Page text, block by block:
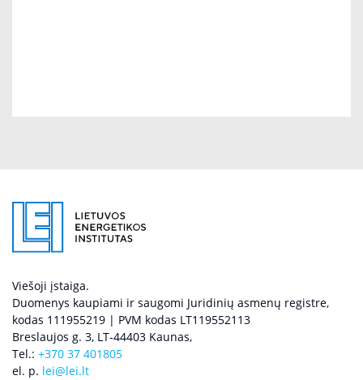
Viešoji įstaiga.
Duomenys kaupiami ir saugomi Juridinių asmenų registre,
kodas 111955219 | PVM kodas LT119552113
Breslaujos g. 3, LT-44403 Kaunas,
Tel.: +370 37 401805
el. p. lei@lei.lt